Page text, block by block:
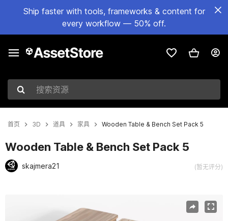
Ship faster with tools, frameworks & content for
every workflow — 50% off.
搜索资源
首页 3D 道具 家具 Wooden Table & Bench Set Pack 5
Wooden Table & Bench Set Pack 5
skajmera21 (暂无评分)